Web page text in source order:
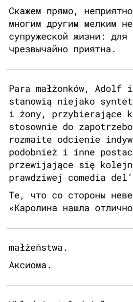
Скажем прямо,
многим другим мелким
супружеской жизни: для
чрезвычайно приятна.
Para małżonków,
stanowią niejako
i żony, przybierające
stosownie do
rozmaite odcienie
podobnież i inne
przewijające się
prawdziwej comedia
Те, что со стороны
«Каролина нашла
małżeństwa.
Аксиома.